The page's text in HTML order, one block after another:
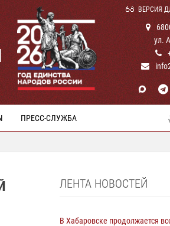
ВЕРСИЯ
ул.
ПРЕСС-СЛУЖБА
ЛЕНТА НОВОСТЕЙ
В Хабаровске продолжается